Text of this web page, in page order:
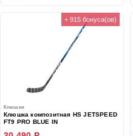
+ 915 бонуса(ов)
Клюшки
Клюшка композитная HS JETSPEED
FT9 PRO BLUE IN